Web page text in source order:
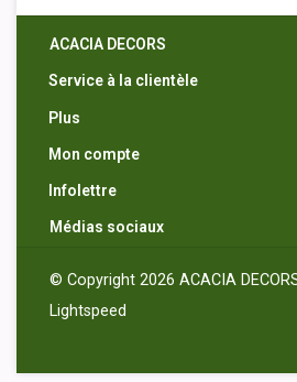
ACACIA DECORS
Service à la clientèle
Plus
Mon compte
Infolettre
Médias sociaux
© Copyright 2026 ACACIA
Lightspeed